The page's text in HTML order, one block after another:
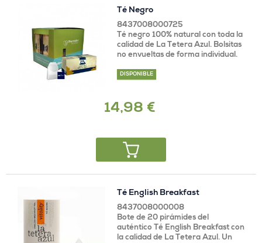
Té Negro
8437008000725
Té negro 100% natural con toda la
calidad de La Tetera Azul. Bolsitas
no envueltas de forma individual.
DISPONIBLE
14,98 €
Té English Breakfast
8437008000008
Bote de 20 pirámides del
auténtico Té English Breakfast con
la calidad de La Tetera Azul. Un